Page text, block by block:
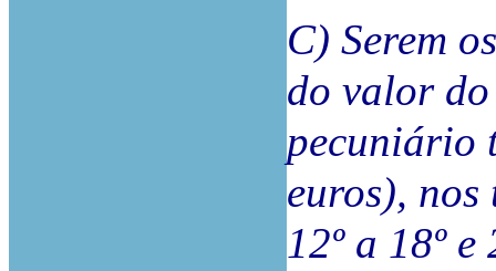
C) Serem
do valor
pecuniário
euros), nos
12º a 18º